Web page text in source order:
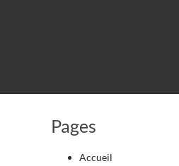
Pages
Accueil